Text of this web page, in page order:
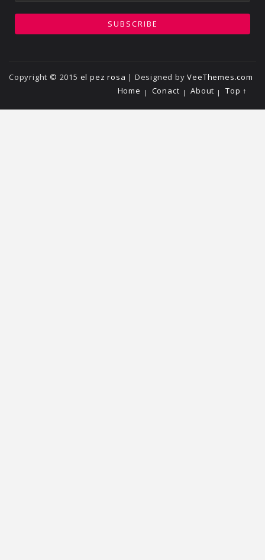
Copyright © 2015 el pez rosa | Designed byVeeThemes.com
Home
Conact About Top ↑